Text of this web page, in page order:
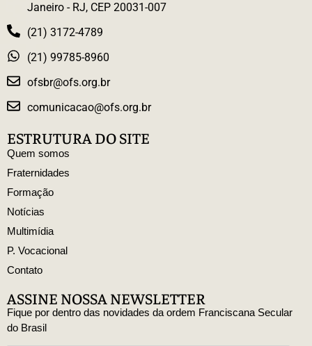
Janeiro - RJ, CEP 20031-007
(21) 3172-4789
(21) 99785-8960
ofsbr@ofs.org.br
comunicacao@ofs.org.br
ESTRUTURA DO SITE
Quem somos
Fraternidades
Formação
Notícias
Multimídia
P. Vocacional
Contato
ASSINE NOSSA NEWSLETTER
Fique por dentro das novidades da ordem Franciscana Secular
do Brasil